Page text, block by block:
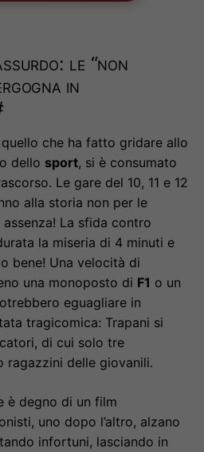
le “non
in
che ha fatto gridare allo
dello sport, si è consumato
Le gare del 10, 11 e 12
alla storia non per le
La sfida contro
la miseria di 4 minuti e
bene! Una velocità di
una monoposto di F1 o un
eguagliare in
tragicomica: Trapani si
di cui solo tre
ragazzini delle giovanili.
è degno di un film
uno dopo l’altro, alzano
infortuni, lasciando in